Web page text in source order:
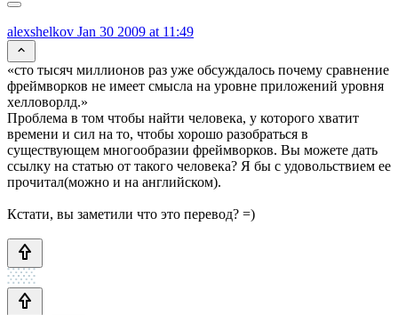
alexshelkov Jan 30 2009 at 11:49
«сто тысяч миллионов раз уже обсуждалось почему сравнение
фреймворков не имеет смысла на уровне приложений уровня
хелловорлд.»
Проблема в том чтобы найти человека, у которого хватит
времени и сил на то, чтобы хорошо разобраться в
существующем многообразии фреймворков. Вы можете дать
ссылку на статью от такого человека? Я бы с удовольствием ее
прочитал(можно и на английском).
Кстати, вы заметили что это перевод? =)